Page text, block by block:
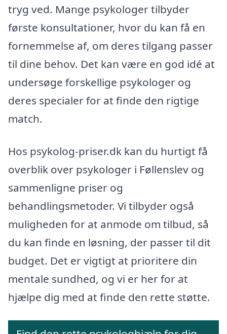
tryg ved. Mange psykologer tilbyder
første konsultationer, hvor du kan få en
fornemmelse af, om deres tilgang passer
til dine behov. Det kan være en god idé at
undersøge forskellige psykologer og
deres specialer for at finde den rigtige
match.
Hos psykolog-priser.dk kan du hurtigt få
overblik over psykologer i Føllenslev og
sammenligne priser og
behandlingsmetoder. Vi tilbyder også
muligheden for at anmode om tilbud, så
du kan finde en løsning, der passer til dit
budget. Det er vigtigt at prioritere din
mentale sundhed, og vi er her for at
hjælpe dig med at finde den rette støtte.